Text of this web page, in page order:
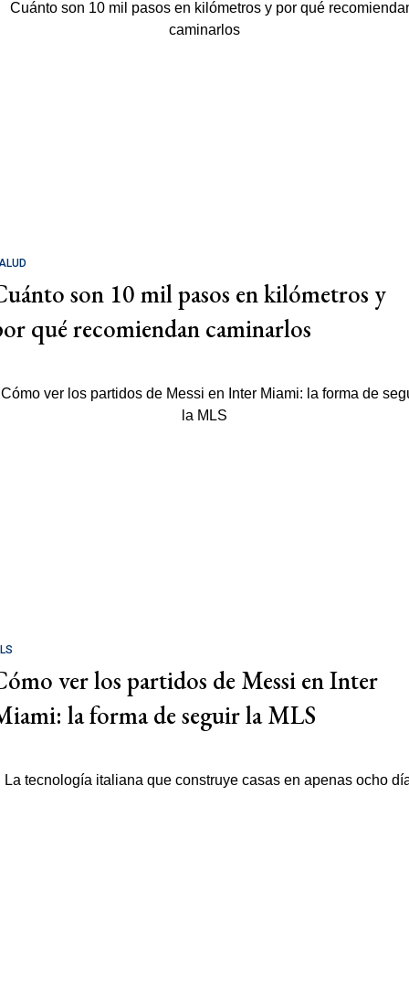
son 10 mil pasos en kilómetros y
qué recomiendan caminarlos
ver los partidos de Messi en Inter
la forma de seguir la MLS